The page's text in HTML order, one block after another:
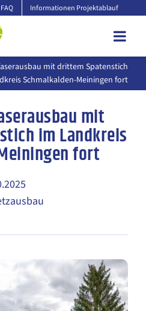
FAQ Informationen Projektablauf
mit drittem Spatenstich
Schmalkalden-Meiningen fort
mit
im Landkreis
fort